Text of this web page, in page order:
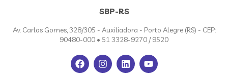
SBP-RS
Av. Carlos Gomes, 328/305 - Auxiliadora - Porto Alegre (RS) - CEP:
90480-000 • 51 3328-9270 / 9520